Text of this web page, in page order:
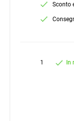
Sconto
1 In